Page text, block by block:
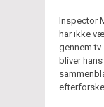
Inspector
har ikke
gennem
bliver